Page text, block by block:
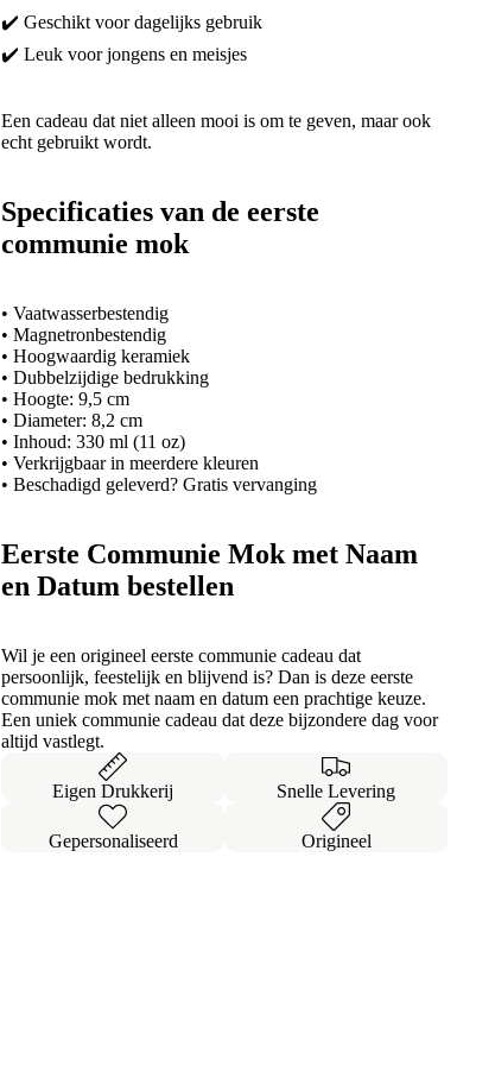
✔️ Geschikt voor dagelijks gebruik
✔️ Leuk voor jongens en meisjes
Een cadeau dat niet alleen mooi is om te geven, maar ook
echt gebruikt wordt.
Specificaties van de eerste
communie mok
• Vaatwasserbestendig
• Magnetronbestendig
• Hoogwaardig keramiek
• Dubbelzijdige bedrukking
• Hoogte: 9,5 cm
• Diameter: 8,2 cm
• Inhoud: 330 ml (11 oz)
• Verkrijgbaar in meerdere kleuren
• Beschadigd geleverd? Gratis vervanging
Eerste Communie Mok met Naam
en Datum bestellen
Wil je een origineel eerste communie cadeau dat
persoonlijk, feestelijk en blijvend is? Dan is deze eerste
communie mok met naam en datum een prachtige keuze.
Een uniek communie cadeau dat deze bijzondere dag voor
altijd vastlegt.
Eigen Drukkerij Snelle Levering
Gepersonaliseerd Origineel